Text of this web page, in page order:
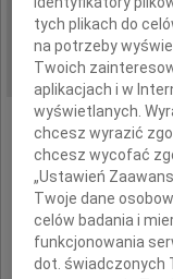
REGION:
DATA EMISJI:
tych plikach do
na potrzeby
Twoich
aplikacjach i w
wyświetlanych.
chcesz wyrazić
chcesz wycofać
„Ustawień
Twoje dane
celów badania i
funkcjonowania
dot. świadczonych